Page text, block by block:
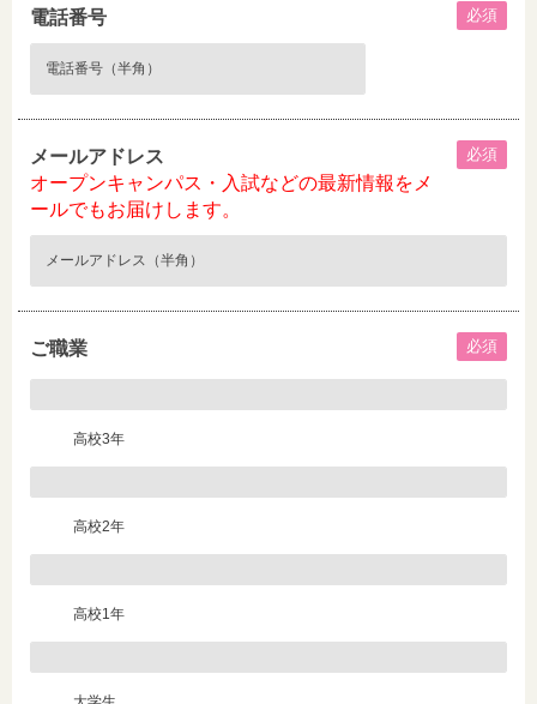
電話番号 必須
メールアドレス 必須
オープンキャンパス・入試などの最新情報をメ
ールでもお届けします。
ご職業 必須
高校3年
高校2年
高校1年